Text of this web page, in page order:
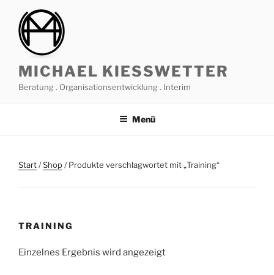
Inhalt
springen
MICHAEL KIESSWETTER
Beratung . Organisationsentwicklung . Interim
Menü
Start/Shop/ Produkte verschlagwortet mit „Training“
TRAINING
Einzelnes Ergebnis wird angezeigt